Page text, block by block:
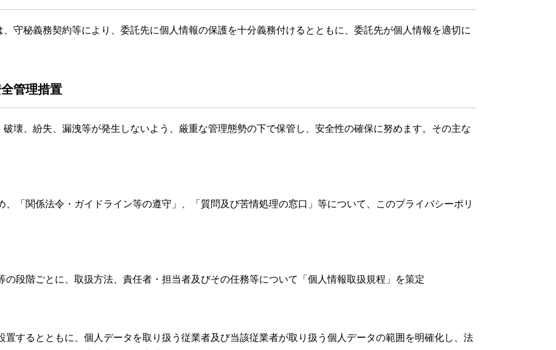
守秘義務契約等により、委託先に個人情報の保護を十分義務付けるとともに、委託先が個人情報を適切に
管理措置
壊、紛失、漏洩等が発生しないよう、厳重な管理態勢の下で保管し、安全性の確保に努めます。その主な
「関係法令・ガイドライン等の遵守」、「質問及び苦情処理の窓口」等について、このプライバシーポリ
段階ごとに、取扱方法、責任者・担当者及びその任務等について「個人情報取扱規程」を策定
置するとともに、個人データを取り扱う従業者及び当該従業者が取り扱う個人データの範囲を明確化し、法